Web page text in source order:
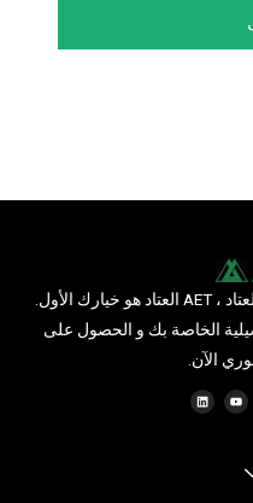
إذا كنت بحاجة إلى العرف التكتيكية والعتاد ، AET العتاد هو خيارك الأول.
الخاصة بك و الحصول على
الآن.